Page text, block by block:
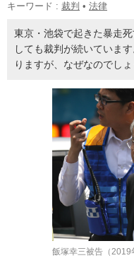
キーワード : 裁判 • 法律
東京・池袋で起きた暴走
しても裁判が続いていま
りますが、なぜなのでしょ
飯塚幸三被告（2019